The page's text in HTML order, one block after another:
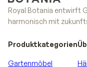
Royal Botania entwirft
harmonisch mit
Produktkategorien
Gartenmöbel